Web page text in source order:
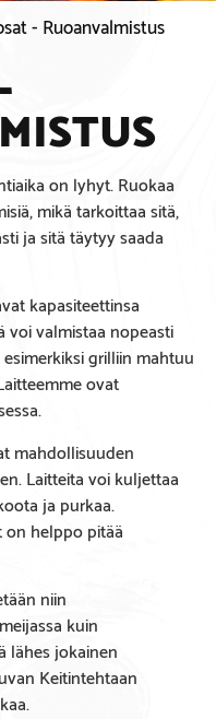
- Ruoanvalmistus
on lyhyt. Ruokaa
mikä tarkoittaa sitä,
ja sitä täytyy saada
kapasiteettinsa
voi valmistaa nopeasti
grilliin mahtuu
ovat
mahdollisuuden
Laitteita voi kuljettaa
ja purkaa.
on helppo pitää
niin
kuin
lähes jokainen
Keitintehtaan